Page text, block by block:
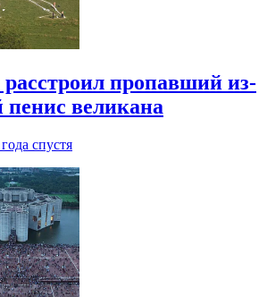
расстроил пропавший из-
пенис великана
спустя